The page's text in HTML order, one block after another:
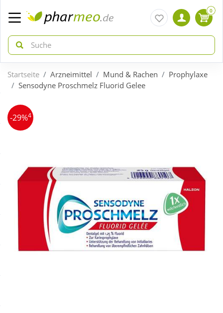
zurück
ÜBERSICHT AKTIONEN
Gratis dazu
Neuheiten
Sale
zurück
ÜBERSICHT KATEGORIEN
Bio & Genuss
Körperpflege & Kosmetik
0
Startseite Arzneimittel Mund & Rachen
Prophylaxe
Sensodyne Proschmelz Fluorid Gelee
-29%4